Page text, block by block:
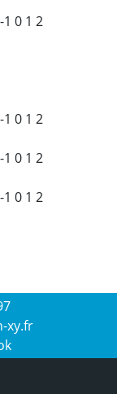
-1 0 1 2
-1 0 1 2
-1 0 1 2
-1 0 1 2
xy.fr